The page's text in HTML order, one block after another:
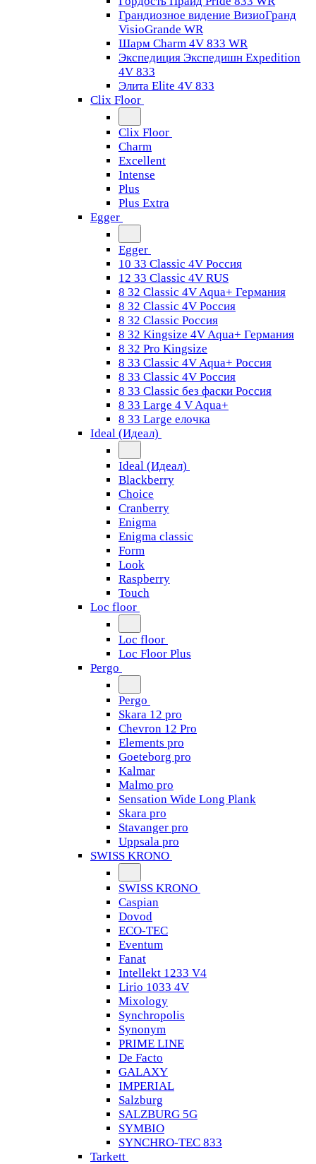
Грандиозное видение ВизиоГранд
VisioGrande WR
Шарм Charm 4V 833 WR
Экспедиция Экспедишн Expedition
4V 833
Элита Elite 4V 833
Clix Floor
Clix Floor
Charm
Excellent
Intense
Plus
Plus Extra
Egger
Egger
10 33 Classic 4V Россия
12 33 Classic 4V RUS
8 32 Classic 4V Aqua+ Германия
8 32 Classic 4V Россия
8 32 Classic Россия
8 32 Kingsize 4V Aqua+ Германия
8 32 Pro Kingsize
8 33 Classic 4V Aqua+ Россия
8 33 Classic 4V Россия
8 33 Classic без фаски Россия
8 33 Large 4 V Aqua+
8 33 Large елочка
Ideal (Идеал)
Ideal (Идеал)
Blackberry
Choice
Cranberry
Enigma
Enigma classic
Form
Look
Raspberry
Touch
Loc floor
Loc floor
Loc Floor Plus
Pergo
Pergo
Skara 12 pro
Chevron 12 Pro
Elements pro
Goeteborg pro
Kalmar
Malmo pro
Sensation Wide Long Plank
Skara pro
Stavanger pro
Uppsala pro
SWISS KRONO
SWISS KRONO
Caspian
Dovod
ECO-TEC
Eventum
Fanat
Intellekt 1233 V4
Lirio 1033 4V
Mixology
Synchropolis
Synonym
PRIME LINE
De Facto
GALAXY
IMPERIAL
Salzburg
SALZBURG 5G
SYMBIO
SYNCHRO-TEC 833
Tarkett